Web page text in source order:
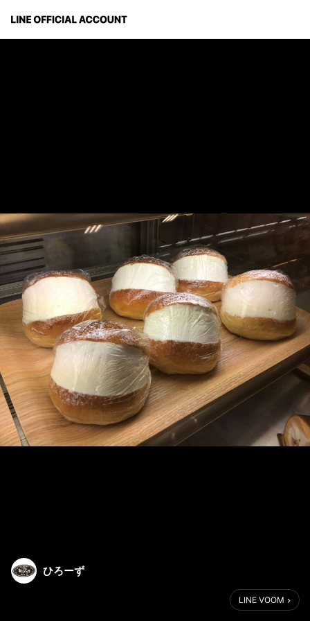
ひろーず
LINE VOOM